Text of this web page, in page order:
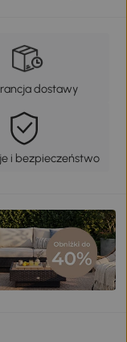
dostawy
i bezpieczeństwo